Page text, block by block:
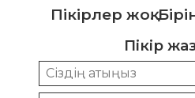
Пікірлер жоқ.
Пікір